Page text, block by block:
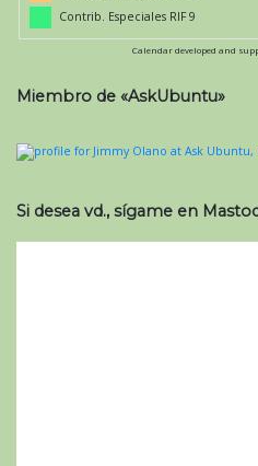
Contrib. Especiales RIF 9
Calendar developed and
Miembro de «AskUbuntu»
Si desea vd., sígame en